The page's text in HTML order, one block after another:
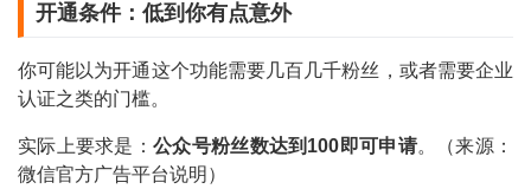
开通条件：低到你有点意外
你可能以为开通这个功能需要几百几千粉丝，或者需要企业
认证之类的门槛。
实际上要求是：公众号粉丝数达到100即可申请。（来源：
微信官方广告平台说明）